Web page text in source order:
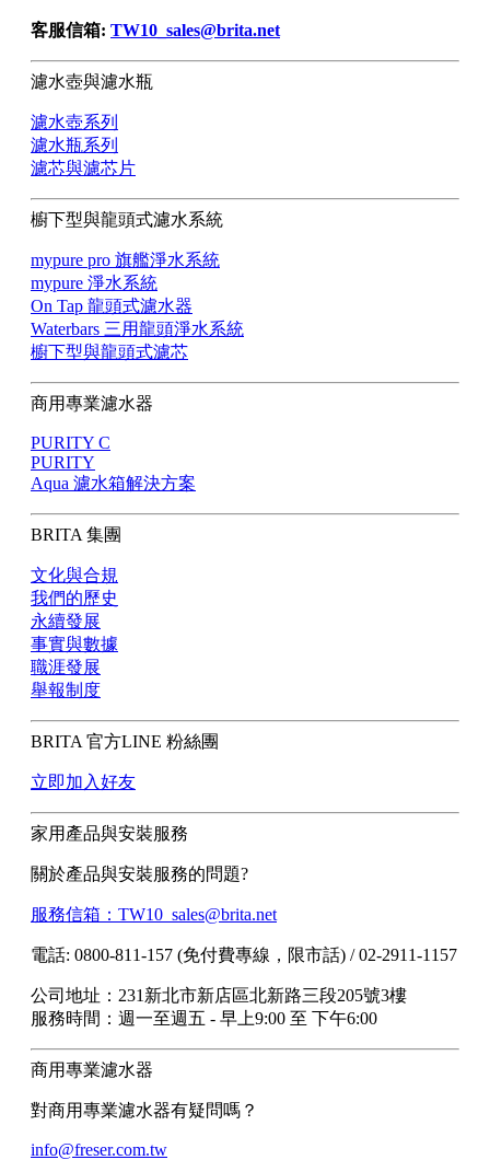
客服信箱: TW10_sales@brita.net
濾水壺與濾水瓶
濾水壺系列
濾水瓶系列
濾芯與濾芯片
櫥下型與龍頭式濾水系統
mypure pro 旗艦淨水系統
mypure 淨水系統
On Tap 龍頭式濾水器
Waterbars 三用龍頭淨水系統
櫥下型與龍頭式濾芯
商用專業濾水器
PURITY C
PURITY
Aqua 濾水箱解決方案
BRITA 集團
文化與合規
我們的歷史
永續發展
事實與數據
職涯發展
舉報制度
BRITA 官方LINE 粉絲團
立即加入好友
家用產品與安裝服務
關於產品與安裝服務的問題?
服務信箱：TW10_sales@brita.net
電話: 0800-811-157 (免付費專線，限市話) / 02-2911-1157
公司地址：231新北市新店區北新路三段205號3樓
服務時間：週一至週五 - 早上9:00 至 下午6:00
商用專業濾水器
對商用專業濾水器有疑問嗎？
info@freser.com.tw